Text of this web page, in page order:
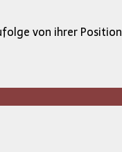
von ihrer